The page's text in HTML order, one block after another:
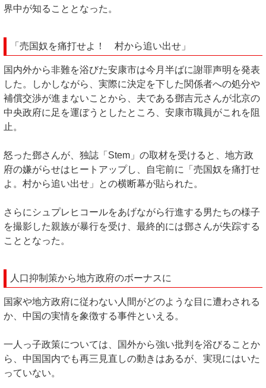
界中が知ることとなった。
「売国奴を痛打せよ！ 村から追い出せ」
国内外から非難を浴びた安康市は今月半ばに謝罪声明を発表
した。しかしながら、実際に決定を下した関係者への処分や
補償交渉が進まないことから、夫である鄧吉元さんが北京の
中央政府に足を運ぼうとしたところ、安康市職員がこれを阻
止。
怒った鄧さんが、独誌「Stem」の取材を受けると、地方政
府の嫌がらせはヒートアップし、自宅前に「売国奴を痛打せ
よ。村から追い出せ」との横断幕が貼られた。
さらにシュプレヒコールをあげながら行進する男たちの様子
を撮影した親族が暴行を受け、最終的には鄧さんが失踪する
こととなった。
人口抑制策から地方政府のボーナスに
国家や地方政府に従わない人間がどのような目に遭わされる
か、中国の実情を象徴する事件といえる。
一人っ子政策については、国外から強い批判を浴びることか
ら、中国国内でも再三見直しの動きはあるが、実現にはいた
っていない。